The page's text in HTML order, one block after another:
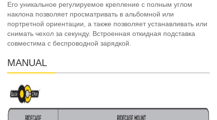
Его уникальное регулируемое крепление с полным углом
наклона позволяет просматривать в альбомной или
портретной ориентации, а также позволяет устанавливать или
снимать чехол за секунду. Встроенная откидная подставка
совместима с беспроводной зарядкой.
MANUAL